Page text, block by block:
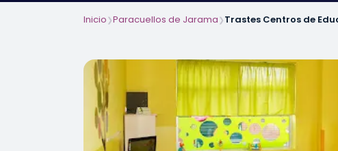
Inicio❯Paracuellos de Jarama❯Trastes Centros de